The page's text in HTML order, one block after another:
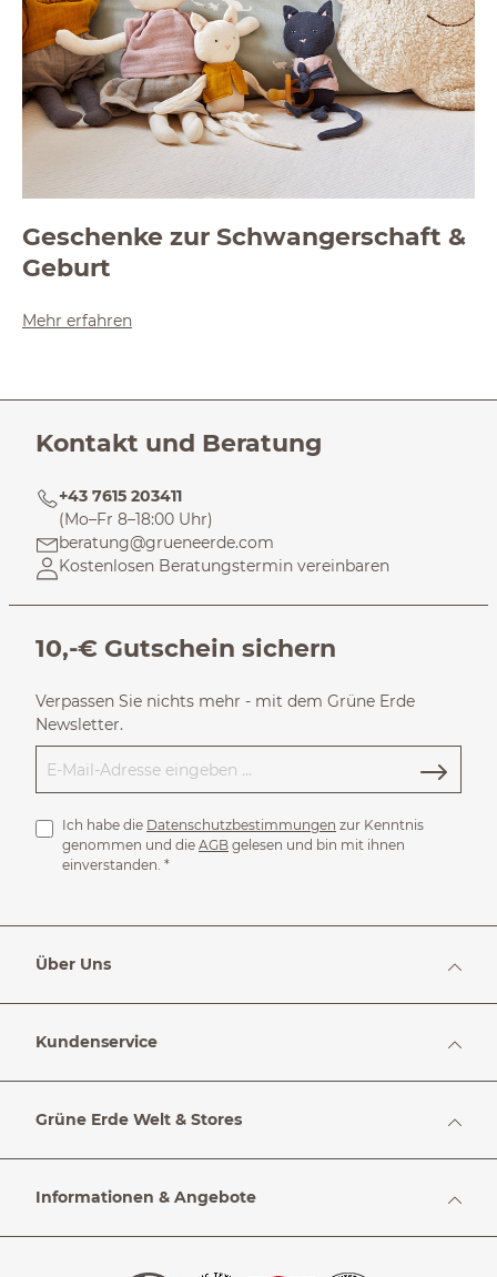
Geschenke zur Schwangerschaft &
Geburt
Mehr erfahren
Kontakt und Beratung
+43 7615 203411
(Mo–Fr 8–18:00 Uhr)
beratung@grueneerde.com
Kostenlosen Beratungstermin vereinbaren
10,-€ Gutschein sichern
Verpassen Sie nichts mehr - mit dem Grüne Erde
Newsletter.
Ich habe die Datenschutzbestimmungen zur Kenntnis
genommen und die AGB gelesen und bin mit ihnen
einverstanden. *
Über Uns
Kundenservice
Grüne Erde Welt & Stores
Informationen & Angebote